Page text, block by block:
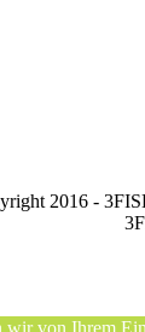
2016 -
von Ihrem